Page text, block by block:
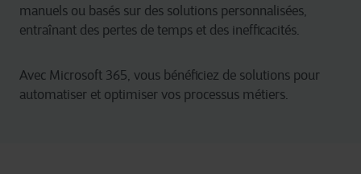
manuels ou basés sur des solutions personnalisées,
entraînant des pertes de temps et des inefficacités.
Avec Microsoft 365, vous bénéficiez de solutions pour
automatiser et optimiser vos processus métiers.